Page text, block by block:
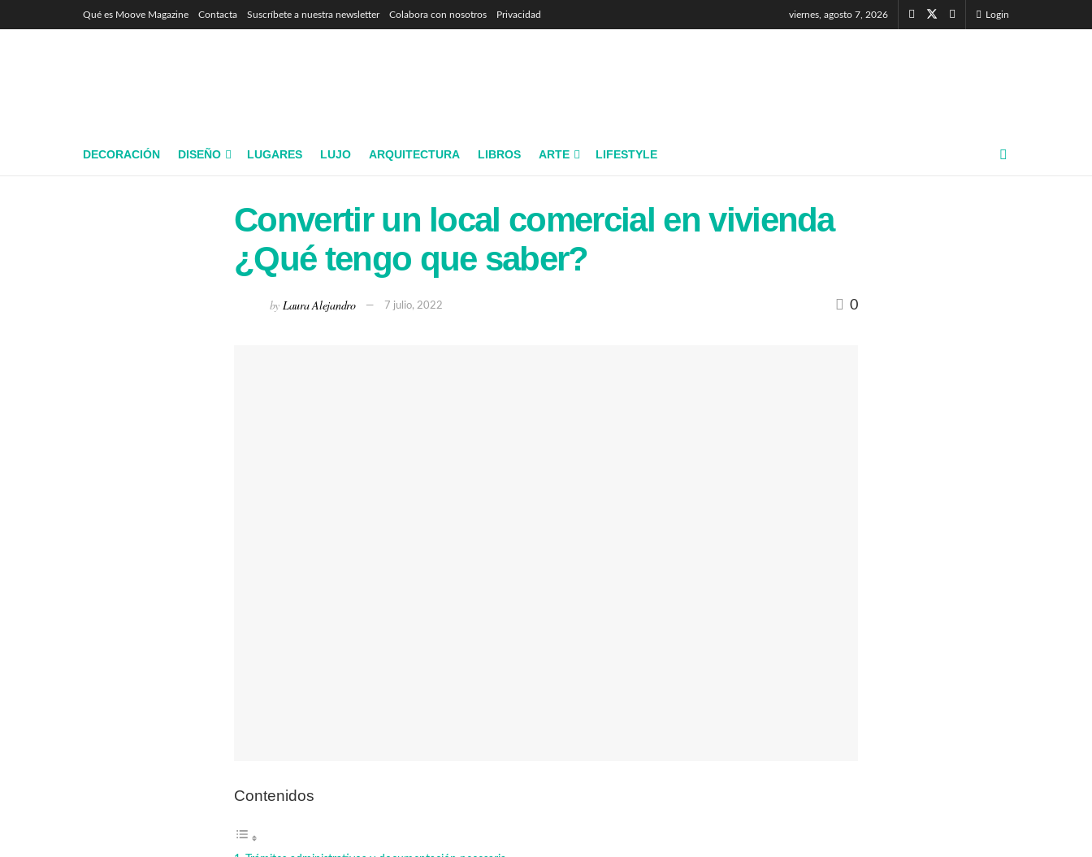
Qué es Moove Magazine Contacta Suscríbete a nuestra newsletter Colabora con nosotros Privacidad viernes, agosto 7, 2026 Login
DECORACIÓN DISEÑO LUGARES LUJO ARQUITECTURA LIBROS ARTE LIFESTYLE
Convertir un local comercial en vivienda
¿Qué tengo que saber?
by Laura Alejandro 7 julio, 2022 0
Contenidos